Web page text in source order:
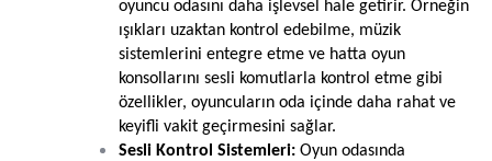
ne aramıştınız?
oyuncu odasını daha işlevsel hale getirir. Örneğin
ışıkları uzaktan kontrol edebilme, müzik
sistemlerini entegre etme ve hatta oyun
konsollarını sesli komutlarla kontrol etme gibi
özellikler, oyuncuların oda içinde daha rahat ve
keyifli vakit geçirmesini sağlar.
Sesli Kontrol Sistemleri: Oyun odasında